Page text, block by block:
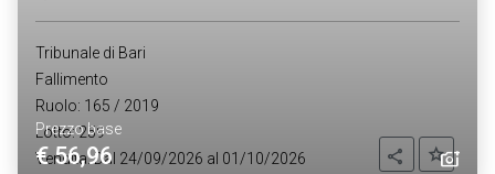
Prezzo base
€ 56,96
Tribunale di Bari
Fallimento
Ruolo: 165 / 2019
Lotto: 259
Vendita: Dal 24/09/2026 al 01/10/2026
Condividi